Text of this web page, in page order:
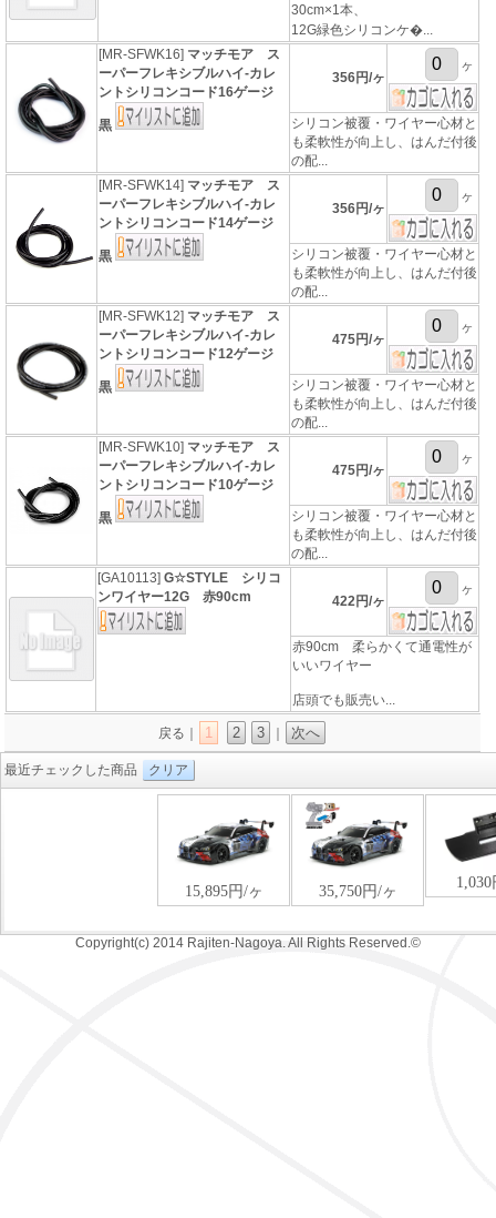
30cm×1本、
12G緑色シリコンケ�...
[MR-SFWK16] マッチモア ス
ーパーフレキシブルハイ-カレ
ントシリコンコード16ゲージ
黒
356円/ヶ
ヶ
シリコン被覆・ワイヤー心材と
も柔軟性が向上し、はんだ付後
の配...
[MR-SFWK14] マッチモア ス
ーパーフレキシブルハイ-カレ
ントシリコンコード14ゲージ
黒
356円/ヶ
ヶ
シリコン被覆・ワイヤー心材と
も柔軟性が向上し、はんだ付後
の配...
[MR-SFWK12] マッチモア ス
ーパーフレキシブルハイ-カレ
ントシリコンコード12ゲージ
黒
475円/ヶ
ヶ
シリコン被覆・ワイヤー心材と
も柔軟性が向上し、はんだ付後
の配...
[MR-SFWK10] マッチモア ス
ーパーフレキシブルハイ-カレ
ントシリコンコード10ゲージ
黒
475円/ヶ
ヶ
シリコン被覆・ワイヤー心材と
も柔軟性が向上し、はんだ付後
の配...
[GA10113]G☆STYLE シリコ
ンワイヤー12G 赤90cm
422円/ヶ
ヶ
赤90cm 柔らかくて通電性が
いいワイヤー
店頭でも販売い...
戻る｜ 1 2 3 次へ
最近チェックした商品 クリア
Copyright(c) 2014 Rajiten-Nagoya. All Rights Reserved.©